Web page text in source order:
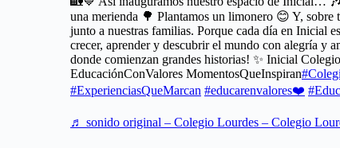
una merienda 🌳 Plantamos un limonero 😊 Y, sobre
junto a nuestras familias. Porque cada día en Inicial
crecer, aprender y descubrir el mundo con alegría y
donde comienzan grandes historias! ✨ Inicial
EducaciónConValores MomentosQueInspiran
#ExperienciasQueMarcan #educarenvalores❤️
♬ sonido original – Colegio Lourdes – Colegio